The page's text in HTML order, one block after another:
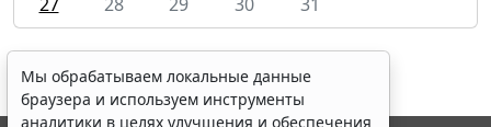
Мы обрабатываем локальные данные
браузера и используем инструменты
аналитики в целях улучшения и обеспечения